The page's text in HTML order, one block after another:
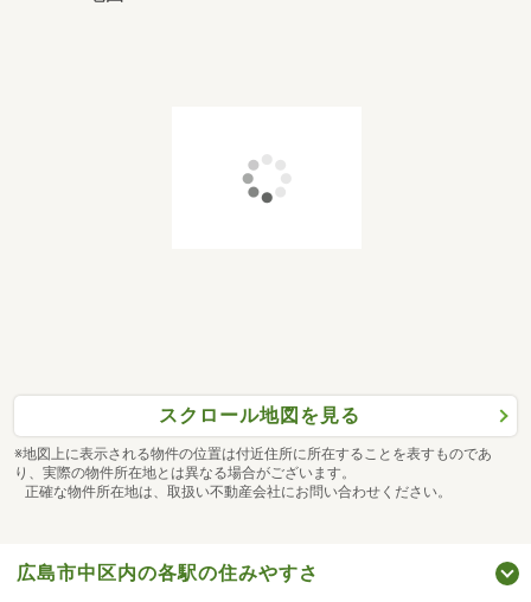
スクロール地図を見る
※地図上に表示される物件の位置は付近住所に所在することを表すものであ
り、実際の物件所在地とは異なる場合がございます。
正確な物件所在地は、取扱い不動産会社にお問い合わせください。
広島市中区内の各駅の住みやすさ